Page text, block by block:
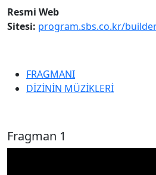
Resmi Web
Sitesi: program.sbs.co.kr/
FRAGMANI
DİZİNİN MÜZİKLERİ
Fragman 1